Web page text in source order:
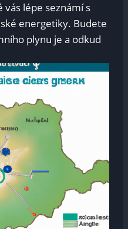
lépe seznámí s
energetiky. Budete
plynu je a odkud